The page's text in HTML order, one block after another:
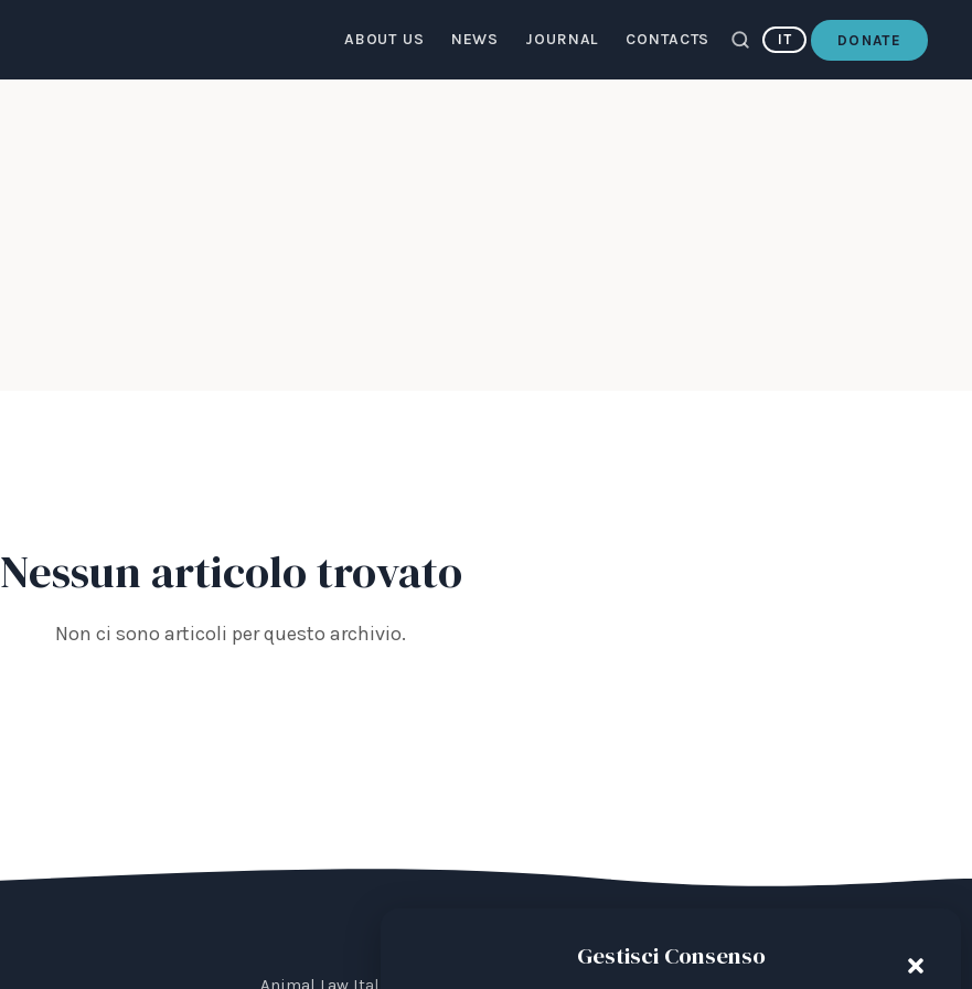
Gestisci Consenso
ABOUT US NEWS JOURNAL CONTACTS IT DONATE
Nessun articolo trovato
Non ci sono articoli per questo archivio.
Animal Law Italia is an Italian Third Sector Entity listed in the RUNTS